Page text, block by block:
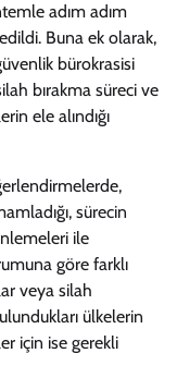
adım adım
Buna ek olarak,
bürokrasisi
bırakma süreci ve
ele alındığı
sürecin
ile
göre farklı
veya silah
ülkelerin
için ise gerekli